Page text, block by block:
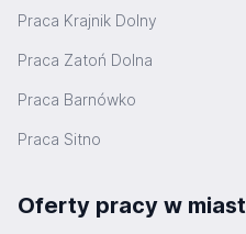
Praca Krajnik Dolny
Praca Zatoń Dolna
Praca Barnówko
Praca Sitno
Oferty pracy w